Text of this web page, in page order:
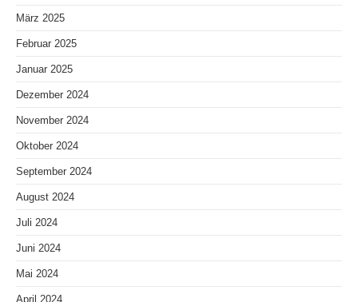
März 2025
Februar 2025
Januar 2025
Dezember 2024
November 2024
Oktober 2024
September 2024
August 2024
Juli 2024
Juni 2024
Mai 2024
April 2024